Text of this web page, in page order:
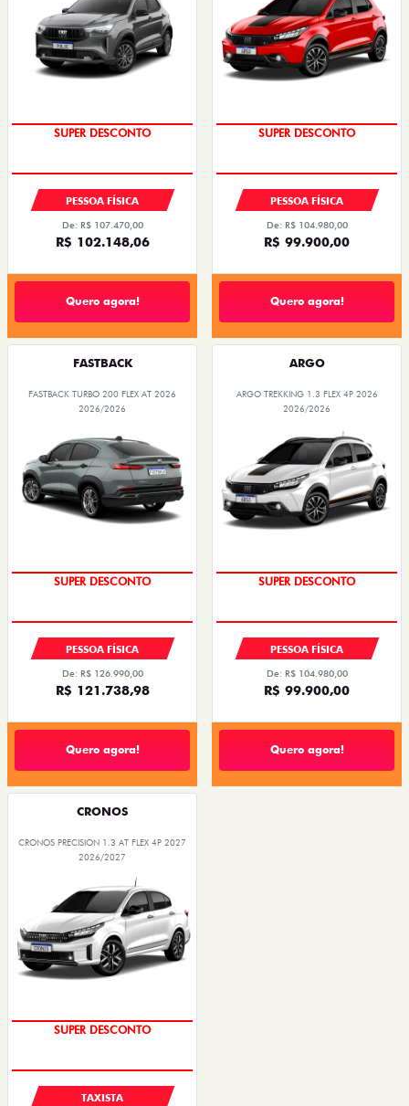
SUPER DESCONTO
PESSOA FÍSICA
De: R$ 107.470,00
R$ 102.148,06
Quero agora!
SUPER DESCONTO
PESSOA FÍSICA
De: R$ 104.980,00
R$ 99.900,00
Quero agora!
FASTBACK
FASTBACK TURBO 200 FLEX AT 2026
2026/2026
SUPER DESCONTO
PESSOA FÍSICA
De: R$ 126.990,00
R$ 121.738,98
Quero agora!
ARGO
ARGO TREKKING 1.3 FLEX 4P 2026
2026/2026
SUPER DESCONTO
PESSOA FÍSICA
De: R$ 104.980,00
R$ 99.900,00
Quero agora!
CRONOS
CRONOS PRECISION 1.3 AT FLEX 4P 2027
2026/2027
SUPER DESCONTO
TAXISTA